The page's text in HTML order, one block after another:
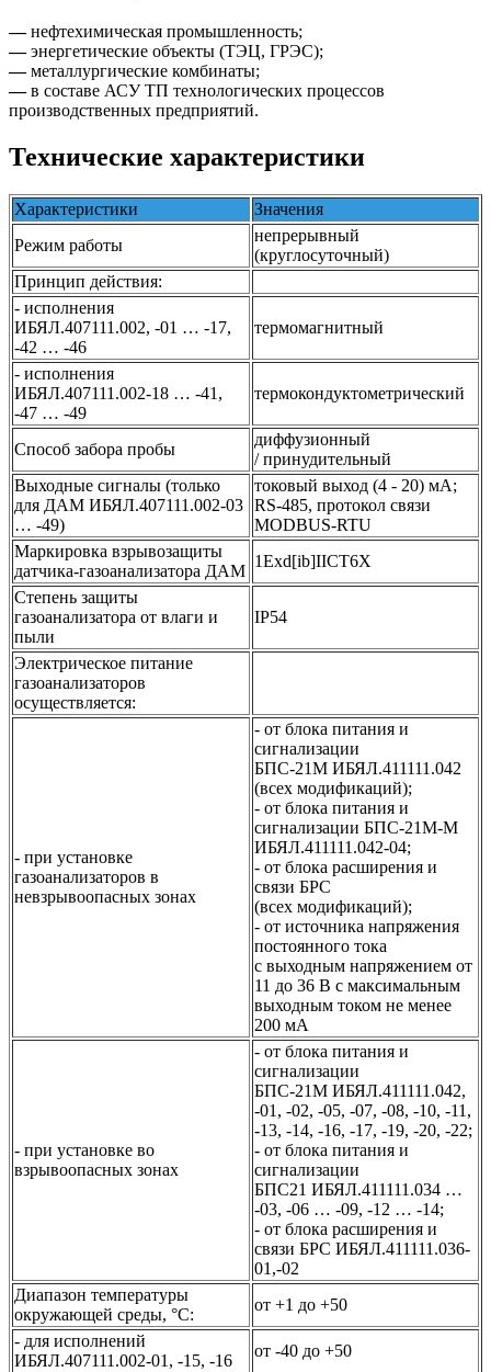
—нефтехимическая промышленность;
—энергетические объекты (ТЭЦ, ГРЭС);
—металлургические комбинаты;
—в составе АСУ ТП технологических процессов
производственных предприятий.
Технические характеристики
Характеристики
Значения
Режим работы
непрерывный
(круглосуточный)
Принцип действия:
- исполнения
ИБЯЛ.407111.002, -01 … -17,
-42 … -46
термомагнитный
- исполнения
ИБЯЛ.407111.002-18 … -41,
-47 … -49
термокондуктометрический
Способ забора пробы
диффузионный
/ принудительный
Выходные сигналы (только
для ДАМ ИБЯЛ.407111.002-03
… -49)
токовый выход (4 - 20) мА;
RS-485, протокол связи
MODBUS-RTU
Маркировка взрывозащиты
датчика-газоанализатора ДАМ
1Exd[ib]IICT6X
Степень защиты
газоанализатора от влаги и
пыли
IР54
Электрическое питание
газоанализаторов
осуществляется:
- при установке
газоанализаторов в
невзрывоопасных зонах
- от блока питания и
сигнализации
БПС-21М ИБЯЛ.411111.042
(всех модификаций);
- от блока питания и
сигнализации БПС-21М-М
ИБЯЛ.411111.042-04;
- от блока расширения и
связи БРС
(всех модификаций);
- от источника напряжения
постоянного тока
с выходным напряжением от
11 до 36 В с максимальным
выходным током не менее
200 мА
- при установке во
взрывоопасных зонах
- от блока питания и
сигнализации
БПС-21М ИБЯЛ.411111.042,
-01, -02, -05, -07, -08, -10, -11,
-13, -14, -16, -17, -19, -20, -22;
- от блока питания и
сигнализации
БПС21 ИБЯЛ.411111.034 …
-03, -06 … -09, -12 … -14;
- от блока расширения и
связи БРС ИБЯЛ.411111.036-
01,-02
Диапазон температуры
окружающей среды, °С:
от +1 до +50
- для исполнений
ИБЯЛ.407111.002-01, -15, -16
от -40 до +50